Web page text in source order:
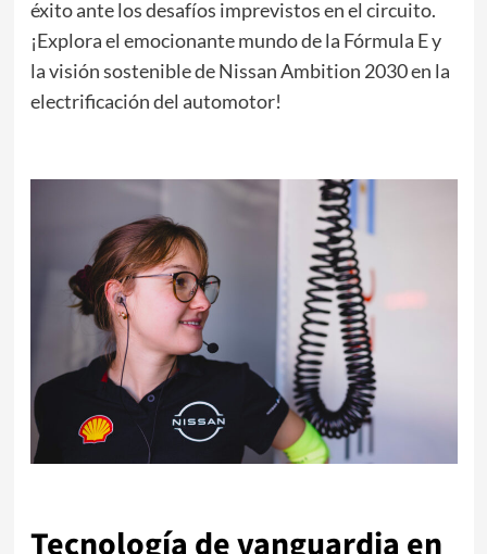
éxito ante los desafíos imprevistos en el circuito.
¡Explora el emocionante mundo de la Fórmula E y
la visión sostenible de Nissan Ambition 2030 en la
electrificación del automotor!
Tecnología de vanguardia en